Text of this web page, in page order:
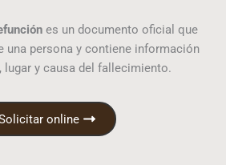
es un documento oficial que
una persona y contiene información
lugar y causa del fallecimiento.
online